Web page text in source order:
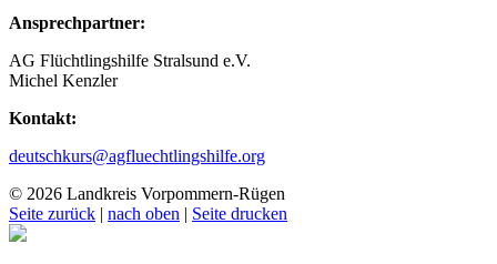
Ansprechpartner:
AG Flüchtlingshilfe Stralsund e.V.
Michel Kenzler
Kontakt:
deutschkurs@agfluechtlingshilfe.org
© 2026 Landkreis Vorpommern-Rügen
Seite zurück | nach oben | Seite drucken